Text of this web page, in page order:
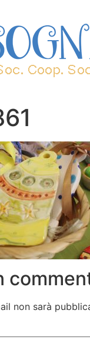
non sarà